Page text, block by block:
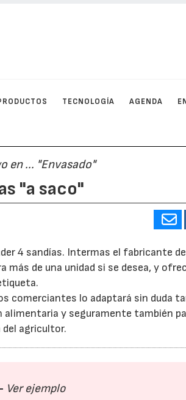
TECNOLOGÍA AGENDA
en ... "Envasado"
"a saco"
4 sandías. Intermas el fabricante
de una unidad si se desea, y
comerciantes lo adaptará sin duda
y seguramente también
agricultor.
Ver ejemplo